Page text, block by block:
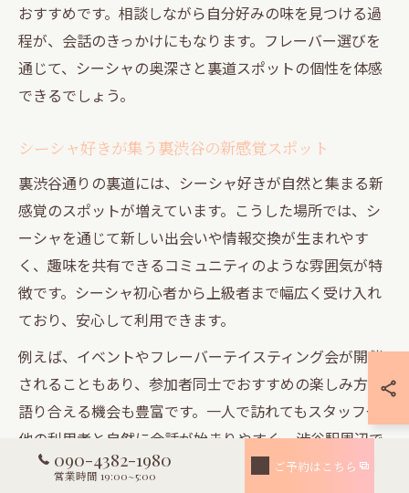
おすすめです。相談しながら自分好みの味を見つける過
程が、会話のきっかけにもなります。フレーバー選びを
通じて、シーシャの奥深さと裏道スポットの個性を体感
できるでしょう。
シーシャ好きが集う裏渋谷の新感覚スポット
裏渋谷通りの裏道には、シーシャ好きが自然と集まる新
感覚のスポットが増えています。こうした場所では、シ
ーシャを通じて新しい出会いや情報交換が生まれやす
く、趣味を共有できるコミュニティのような雰囲気が特
徴です。シーシャ初心者から上級者まで幅広く受け入れ
ており、安心して利用できます。
例えば、イベントやフレーバーテイスティング会が開催
されることもあり、参加者同士でおすすめの楽しみ方を
語り合える機会も豊富です。一人で訪れてもスタッフや
他の利用者と自然に会話が始まりやすく、渋谷駅周辺で
「語れる」シーシャ体験を求める方にぴったりの場所と
090-4382-1980
営業時間 19:00~5:00
ご予約はこちら